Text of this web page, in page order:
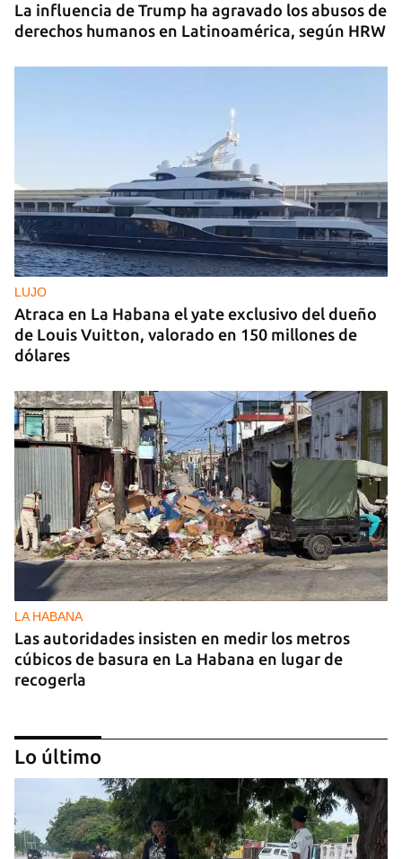
La influencia de Trump ha agravado los abusos de
derechos humanos en Latinoamérica, según HRW
LUJO
Atraca en La Habana el yate exclusivo del dueño
de Louis Vuitton, valorado en 150 millones de
dólares
LA HABANA
Las autoridades insisten en medir los metros
cúbicos de basura en La Habana en lugar de
recogerla
Lo último